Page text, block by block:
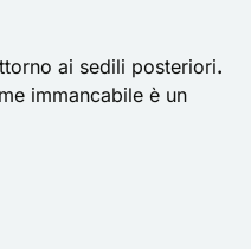
ai sedili posteriori.
immancabile è un